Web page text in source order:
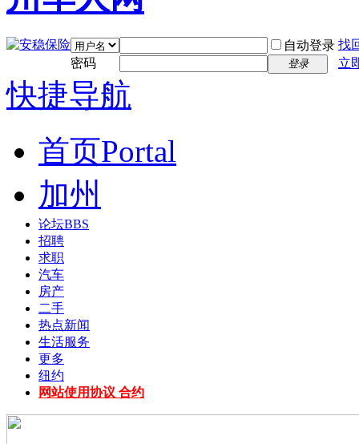
自动登录 找
密码
登录 立
快捷导航
首页Portal
加州
论坛BBS
招聘
求职
汽车
房产
二手
热点新闻
生活服务
更多
纽约
网站使用协议 合约